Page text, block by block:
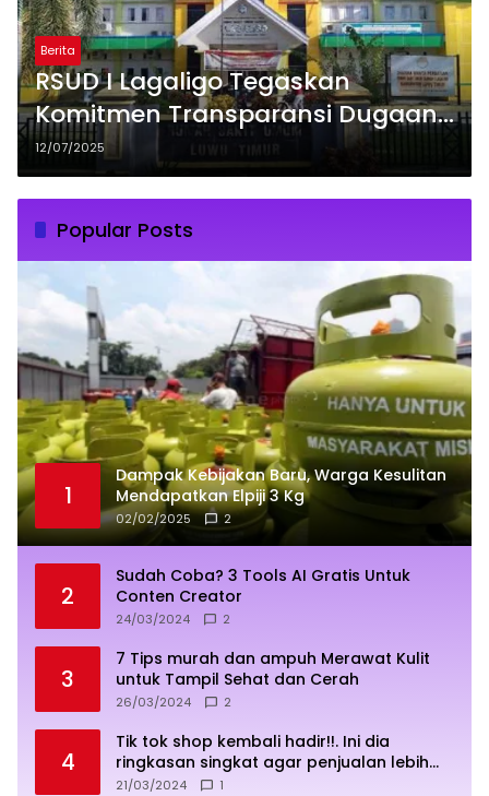
Berita
RSUD I Lagaligo Tegaskan
Komitmen Transparansi Dugaan
Pelecehan Seksual, Gelar Jumpa
Pers
12/07/2025
Popular Posts
1
Dampak Kebijakan Baru, Warga Kesulitan
Mendapatkan Elpiji 3 Kg
02/02/2025 2
2
Sudah Coba? 3 Tools AI Gratis Untuk
Conten Creator
24/03/2024 2
3
7 Tips murah dan ampuh Merawat Kulit
untuk Tampil Sehat dan Cerah
26/03/2024 2
4
Tik tok shop kembali hadir!!. Ini dia
ringkasan singkat agar penjualan lebih
sukses
21/03/2024 1